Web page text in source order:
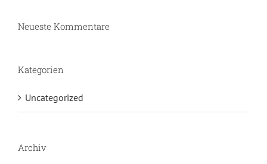
Neueste Kommentare
Kategorien
Uncategorized
Archiv